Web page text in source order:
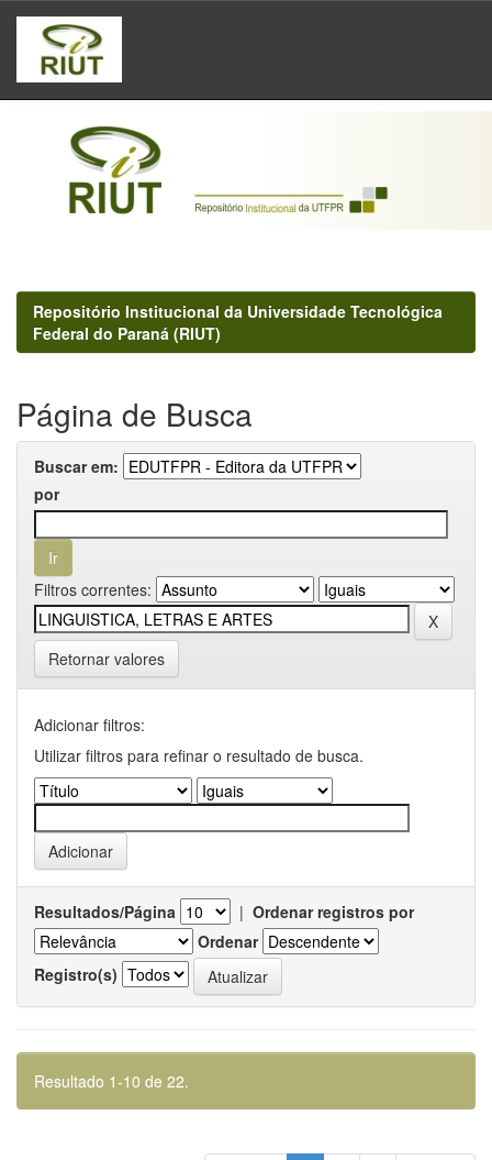
Skip
navigation
Repositório Institucional da Universidade Tecnológica
Federal do Paraná (RIUT)
Página de Busca
Buscar em:
por
Filtros correntes:
Retornar valores
Adicionar filtros:
Utilizar filtros para refinar o resultado de busca.
Resultados/Página | Ordenar registros por
Ordenar
Registro(s)
Resultado 1-10 de 22.